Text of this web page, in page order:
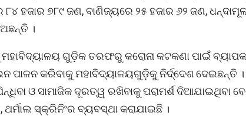
୮୪ ହଜାର ୭୮୯ ଜଣ, ବାଣିଜ୍ୟରେ ୨୫ ହଜାର ୬୨ ଜଣ,
।
ମହାବିଦ୍ୟାଳୟ ଗୁଡ଼ିକ ତରଫରୁ କରୋନା କଟକଣା ପାଇଁ
ପାଳନ କରିବାକୁ ମହାବିଦ୍ୟାଳୟଗୁଡ଼ିକୁ ନିର୍ଦ୍ଦେଶ ଦେଇଛନ୍ତି ।
ଓ ସାମାଜିକ ଦୂରତ୍ୱ ରଖିବାକୁ ପରାମର୍ଶ ଦିଆଯାଇଥିବା
ସ୍କ୍ରିନିଂର ବ୍ୟବସ୍ଥା କରାଯାଇଛି ।